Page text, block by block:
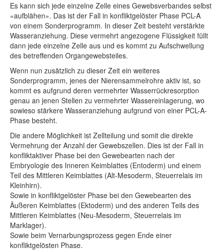
Es kann sich jede einzelne Zelle eines Gewebsverbandes selbst
«aufblähen». Das ist der Fall in konfliktgelöster Phase PCL-A
von einem Sonderprogramm. In dieser Zeit besteht verstärkte
Wasseranziehung. Diese vermehrt angezogene Flüssigkeit füllt
dann jede einzelne Zelle aus und es kommt zu Aufschwellung
des betreffenden Organgewebsteiles.
Wenn nun zusätzlich zu dieser Zeit ein weiteres
Sonderprogramm, jenes der Nierensammelrohre aktiv ist, so
kommt es aufgrund deren vermehrter Wasserrückresorption
genau an jenen Stellen zu vermehrter Wassereinlagerung, wo
sowieso stärkere Wasseranziehung aufgrund von einer PCL-A-
Phase besteht.
Die andere Möglichkeit ist Zellteilung und somit die direkte
Vermehrung der Anzahl der Gewebszellen. Dies ist der Fall in
konfliktaktiver Phase bei den Gewebearten nach der
Embryologie des Inneren Keimblattes (Entoderm) und einem
Teil des Mittleren Keimblattes (Alt-Mesoderm, Steuerrelais im
Kleinhirn).
Sowie in konfliktgelöster Phase bei den Gewebearten des
Äußeren Keimblattes (Ektoderm) und des anderen Teils des
Mittleren Keimblattes (Neu-Mesoderm, Steuerrelais im
Marklager).
Sowie beim Vernarbungsprozess gegen Ende einer
konfliktgelösten Phase.